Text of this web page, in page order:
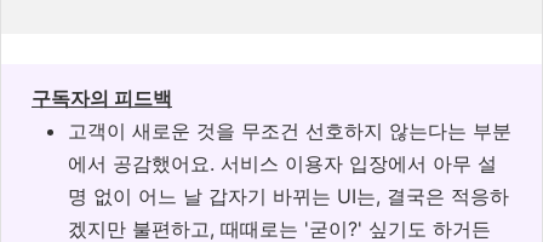
구독자의 피드백
고객이 새로운 것을 무조건 선호하지 않는다는 부분
에서 공감했어요. 서비스 이용자 입장에서 아무 설
명 없이 어느 날 갑자기 바뀌는 UI는, 결국은 적응하
겠지만 불편하고, 때때로는 '굳이?' 싶기도 하거든